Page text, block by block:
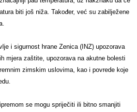
biti još niža. Također, već su zabilježene
i sigurnost hrane Zenica (INZ) upozorava
mjera zaštite, upozorava na akutne bolesti
zimskim uslovima, kao i povrede koje
se mogu spriječiti ili bitno smanjiti